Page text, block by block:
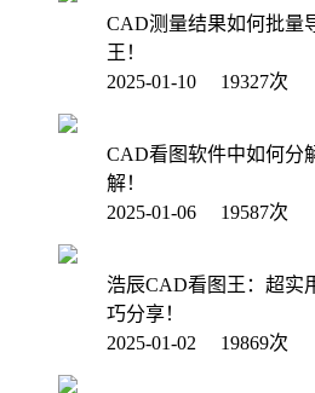
CAD测量结果如何批量
王！
2025-01-10 19327次
CAD看图软件中如何分
解！
2025-01-06 19587次
浩辰CAD看图王：超实
巧分享！
2025-01-02 19869次